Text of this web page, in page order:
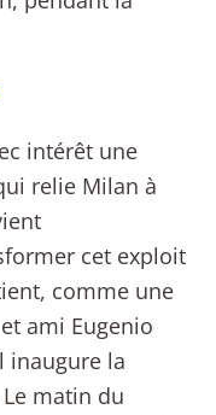
intérêt une
relie Milan à
cet exploit
comme une
ami Eugenio
inaugure la
matin du